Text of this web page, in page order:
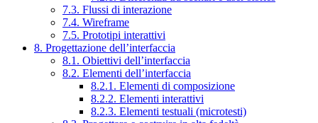
7.3. Flussi di interazione
7.4. Wireframe
7.5. Prototipi interattivi
8. Progettazione dell’interfaccia
8.1. Obiettivi dell’interfaccia
8.2. Elementi dell’interfaccia
8.2.1. Elementi di composizione
8.2.2. Elementi interattivi
8.2.3. Elementi testuali (microtesti)